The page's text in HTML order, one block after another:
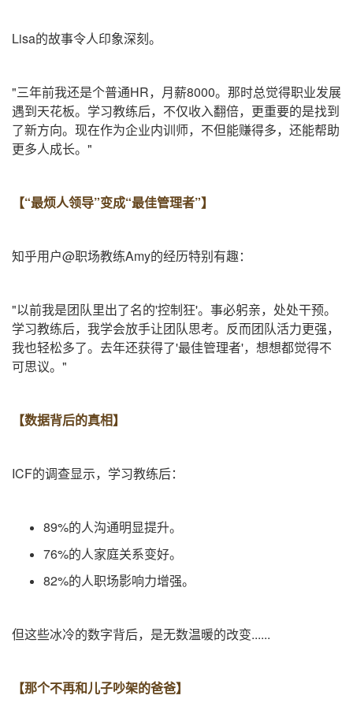
Lisa的故事令人印象深刻。
"三年前我还是个普通HR，月薪8000。那时总觉得职业发展
遇到天花板。学习教练后，不仅收入翻倍，更重要的是找到
了新方向。现在作为企业内训师，不但能赚得多，还能帮助
更多人成长。"
【“最烦人领导”变成“最佳管理者”】
知乎用户@职场教练Amy的经历特别有趣：
"以前我是团队里出了名的'控制狂'。事必躬亲，处处干预。
学习教练后，我学会放手让团队思考。反而团队活力更强，
我也轻松多了。去年还获得了'最佳管理者'，想想都觉得不
可思议。"
【数据背后的真相】
ICF的调查显示，学习教练后：
89%的人沟通明显提升。
76%的人家庭关系变好。
82%的人职场影响力增强。
但这些冰冷的数字背后，是无数温暖的改变......
【那个不再和儿子吵架的爸爸】